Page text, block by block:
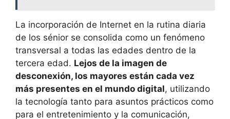
La incorporación de Internet en la rutina diaria
de los sénior se consolida como un fenómeno
transversal a todas las edades dentro de la
tercera edad. Lejos de la imagen de
desconexión, los mayores están cada vez
más presentes en el mundo digital, utilizando
la tecnología tanto para asuntos prácticos como
para el entretenimiento y la comunicación,